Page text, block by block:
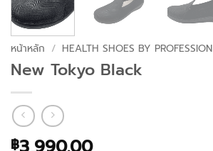
หน้าหลัก / HEALTH SHOES BY PROFESSION
New Tokyo Black
฿